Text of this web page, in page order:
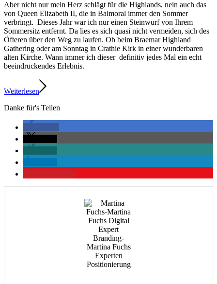
Aber nicht nur mein Herz schlägt für die Highlands, nein auch das
von Queen Elizabeth II, die in Balmoral immer den Sommer
verbringt. Dieses Jahr war ich nur einen Steinwurf von Ihrem
Sommersitz entfernt. Da lies es sich quasi nicht vermeiden, sich des
Öfteren über den Weg zu laufen. Ob beim Braemar Highland
Gathering oder am Sonntag in Crathie Kirk in einer wunderbaren
alten Kirche. Wann immer ich dieser definitiv jedes Mal ein echt
beeindruckendes Erlebnis.
Weiterlesen
Danke für's Teilen